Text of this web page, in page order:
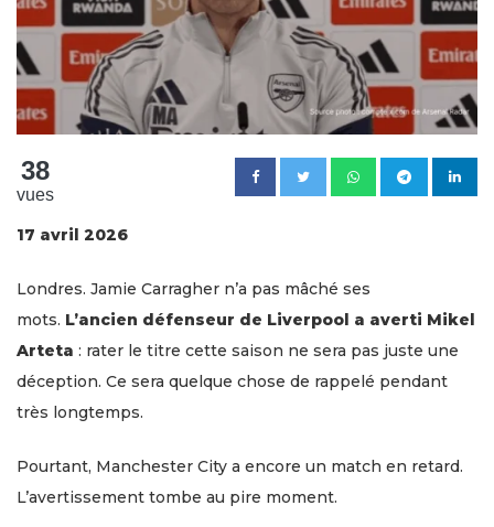
38
vues
17 avril 2026
Londres. Jamie Carragher n’a pas mâché ses
mots. L’ancien défenseur de Liverpool a averti Mikel
Arteta : rater le titre cette saison ne sera pas juste une
déception. Ce sera quelque chose de rappelé pendant
très longtemps.
Pourtant, Manchester City a encore un match en retard.
L’avertissement tombe au pire moment.